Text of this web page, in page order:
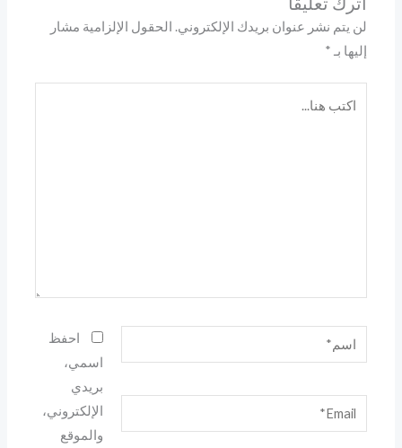
لن يتم نشر عنوان بريدك الإلكتروني. الحقول الإلزامية مشار
إليها بـ *
اسم*
Email*
احفظ
اسمي،
بريدي
الإلكتروني،
والموقع